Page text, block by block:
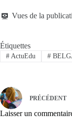
Vues de la
Étiquettes
#ActuEdu #
PRÉCÉDENT
Laisser un